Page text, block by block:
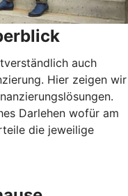
auch
Hier zeigen wir
Darlehen wofür am
die jeweilige